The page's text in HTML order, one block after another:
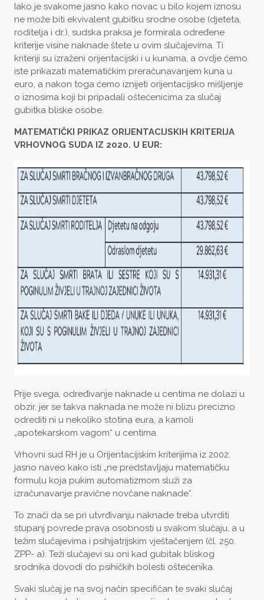
Iako je svakome jasno kako novac u bilo kojem iznosu
ne može biti ekvivalent gubitku srodne osobe (djeteta,
roditelja i dr.), sudska praksa je formirala određene
kriterije visine naknade štete u ovim slučajevima. Ti
kriteriji su izraženi orijentacijski i u kunama, a ovdje ćemo
iste prikazati matematičkim preračunavanjem kuna u
euro, a nakon toga ćemo iznijeti orijentacijsko mišljenje
o iznosima koji bi pripadali oštećenicima za slučaj
gubitka bliske osobe.
MATEMATIČKI PRIKAZ ORIJENTACIJSKIH KRITERIJA
VRHOVNOG SUDA IZ 2020. U EUR:
Prije svega, određivanje naknade u centima ne dolazi u
obzir, jer se takva naknada ne može ni blizu precizno
odrediti ni u nekoliko stotina eura, a kamoli
„apotekarskom vagom“ u centima.
Vrhovni sud RH je u Orijentacijskim kriterijima iz 2002.
jasno naveo kako isti „ne predstavljaju matematičku
formulu koja pukim automatizmom služi za
izračunavanje pravične novčane naknade“.
To znači da se pri utvrđivanju naknade treba utvrditi
stupanj povrede prava osobnosti u svakom slučaju, a u
težim slučajevima i psihijatrijskim vještačenjem (čl. 250.
ZPP- a). Teži slučajevi su oni kad gubitak bliskog
srodnika dovodi do psihičkih bolesti oštećenika.
Svaki slučaj je na svoj način specifičan te svaki slučaj